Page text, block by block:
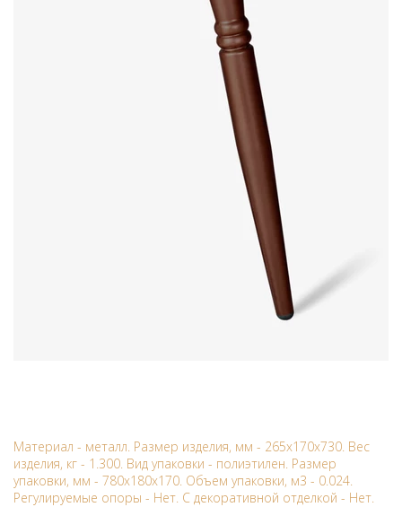
Материал - металл. Размер изделия, мм - 265x170x730. Вес
изделия, кг - 1.300. Вид упаковки - полиэтилен. Размер
упаковки, мм - 780x180x170. Объем упаковки, м3 - 0.024.
Регулируемые опоры - Нет. С декоративной отделкой - Нет.